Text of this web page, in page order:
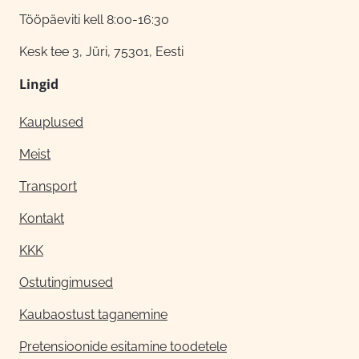
Tööpäeviti kell 8:00-16:30
Kesk tee 3, Jüri, 75301, Eesti
Lingid
Kauplused
Meist
Transport
Kontakt
KKK
Ostutingimused
Kaubaostust taganemine
Pretensioonide esitamine toodetele